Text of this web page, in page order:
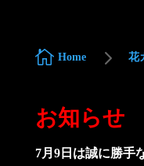
 Home 5 花
お知らせ
7月9日は誠に勝手